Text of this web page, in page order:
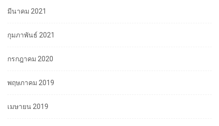
มีนาคม 2021
กุมภาพันธ์ 2021
กรกฎาคม 2020
พฤษภาคม 2019
เมษายน 2019